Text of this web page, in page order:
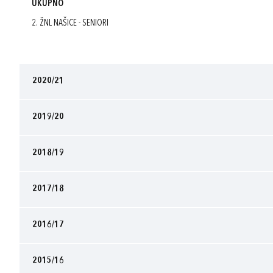
UKUPNO
2. ŽNL NAŠICE - SENIORI
2020/21
2019/20
2018/19
2017/18
2016/17
2015/16